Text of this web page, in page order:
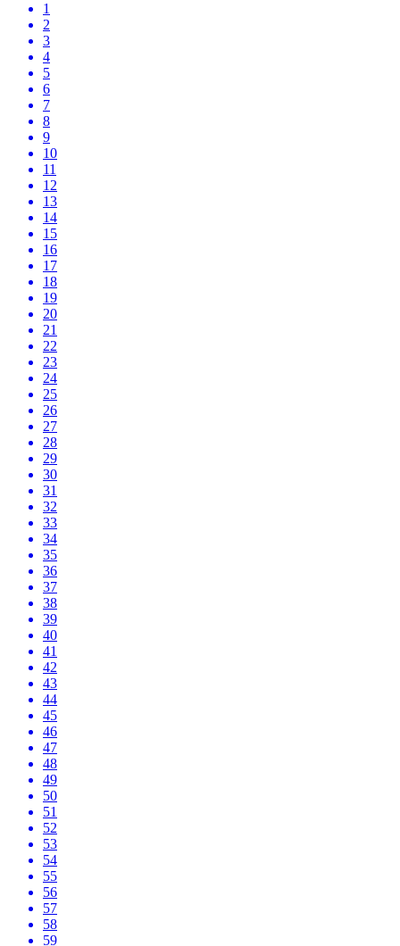
1
2
3
4
5
6
7
8
9
10
11
12
13
14
15
16
17
18
19
20
21
22
23
24
25
26
27
28
29
30
31
32
33
34
35
36
37
38
39
40
41
42
43
44
45
46
47
48
49
50
51
52
53
54
55
56
57
58
59